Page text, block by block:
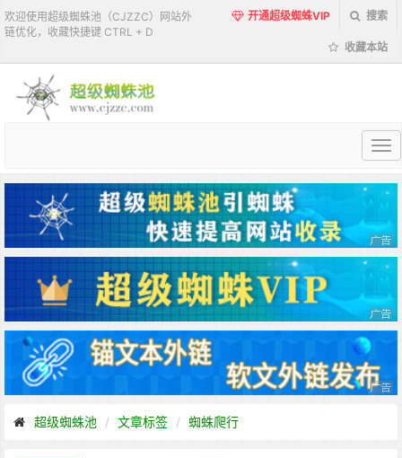
欢迎使用超级蜘蛛池（CJZZC）网站外
链优化，收藏快捷键 CTRL + D
开通超级蜘蛛VIP 搜索
收藏本站
超
蜘
蛛
池
超级蜘蛛池 文章标签 蜘蛛爬行